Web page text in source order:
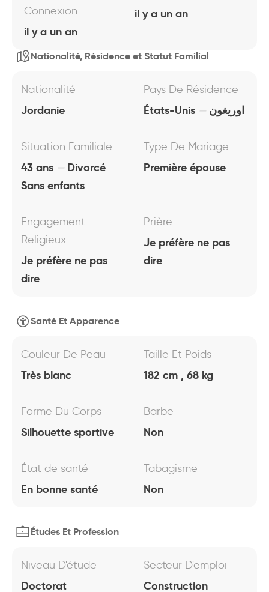
Connexion
il y a un an
il y a un an
Nationalité, Résidence et Statut Familial
Nationalité
Jordanie
Pays De Résidence
États-Unis اوريغون
Situation Familiale
43 ans
Divorcé
Sans enfants
Type De Mariage
Première épouse
Engagement
Religieux
Je préfère ne pas
dire
Prière
Je préfère ne pas
dire
Santé Et Apparence
Couleur De Peau
Très blanc
Taille Et Poids
182 cm , 68 kg
Forme Du Corps
Silhouette sportive
Barbe
Non
État de santé
En bonne santé
Tabagisme
Non
Études Et Profession
Niveau D'étude
Doctorat
Secteur D'emploi
Construction